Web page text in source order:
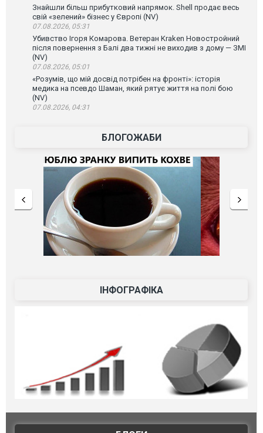
Знайшли більш прибутковий напрямок. Shell продає весь
свій «зелений» бізнес у Європі (NV)
07.08.2026, 05:31
Убивство Ігоря Комарова. Ветеран Kraken Новостройний
після повернення з Балі два тижні не виходив з дому — ЗМІ
(NV)
07.08.2026, 05:01
«Розумів, що мій досвід потрібен на фронті»: історія
медика на псевдо Шаман, який рятує життя на полі бою
(NV)
07.08.2026, 04:31
БЛОГОЖАБИ
ІНФОГРАФІКА